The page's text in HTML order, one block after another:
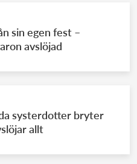
sin egen fest –
avslöjad
systerdotter bryter
allt